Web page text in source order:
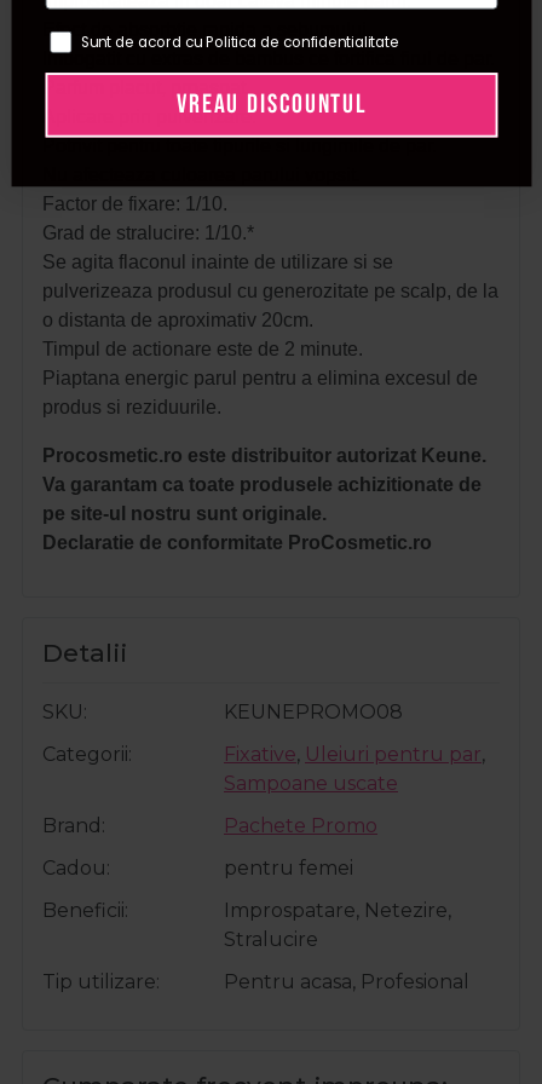
Efect de absorbtie rapida a sebumului.
Imbogatit cu extras de bambus ce fortifica firul de par.
Aplicare prin pulverizare.
Factor de fixare: 1/10.
Grad de stralucire: 1/10.*
Se agita flaconul inainte de utilizare si se
pulverizeaza produsul cu generozitate pe scalp, de la
o distanta de aproximativ 20cm.
Timpul de actionare este de 2 minute.
Piaptana energic parul pentru a elimina excesul de
produs si reziduurile.
Procosmetic.ro este distribuitor autorizat Keune.
Va garantam ca toate produsele achizitionate de
pe site-ul nostru sunt originale.
Declaratie de conformitate ProCosmetic.ro
Detalii
SKU
KEUNEPROMO08
Categorii
Fixative, Uleiuri pentru par,
Sampoane uscate
Brand
Pachete Promo
Cadou
pentru femei
Beneficii
Improspatare, Netezire,
Stralucire
Tip utilizare
Pentru acasa, Profesional
Sunt de acord cu Politica de confidentialitate
VREAU DISCOUNTUL